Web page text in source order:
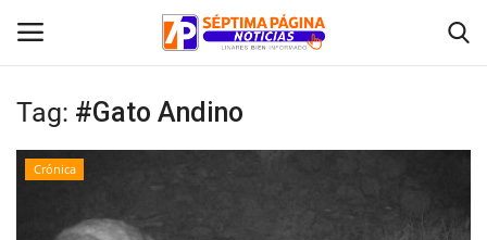
Inicio
Tag: #Gato Andino
Crónica